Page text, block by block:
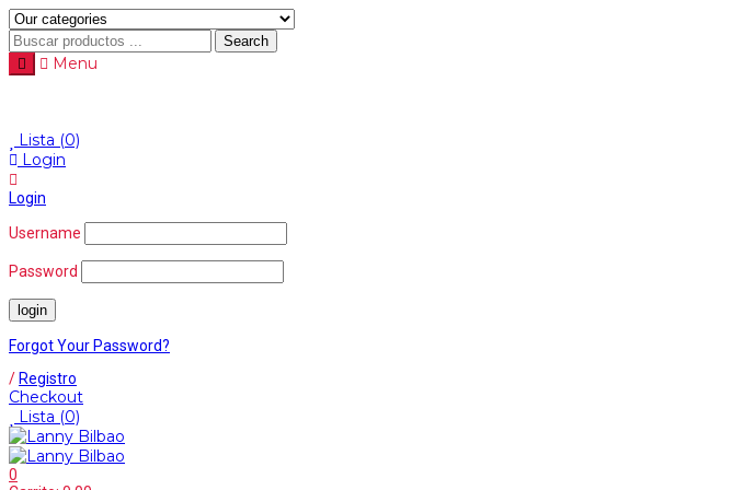
Search
Menu
Lista (0)
Login
Login
Username
Password
Forgot Your Password?
/ Registro
Checkout
Lista (0)
0